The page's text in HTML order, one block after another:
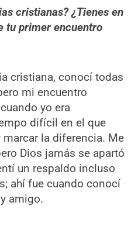
cristianas? ¿Tienes en
tu primer encuentro
cristiana, conocí todas
mi encuentro
yo era
difícil en el que
la diferencia. Me
Dios jamás se apartó
un respaldo incluso
ahí fue cuando conocí
amigo.